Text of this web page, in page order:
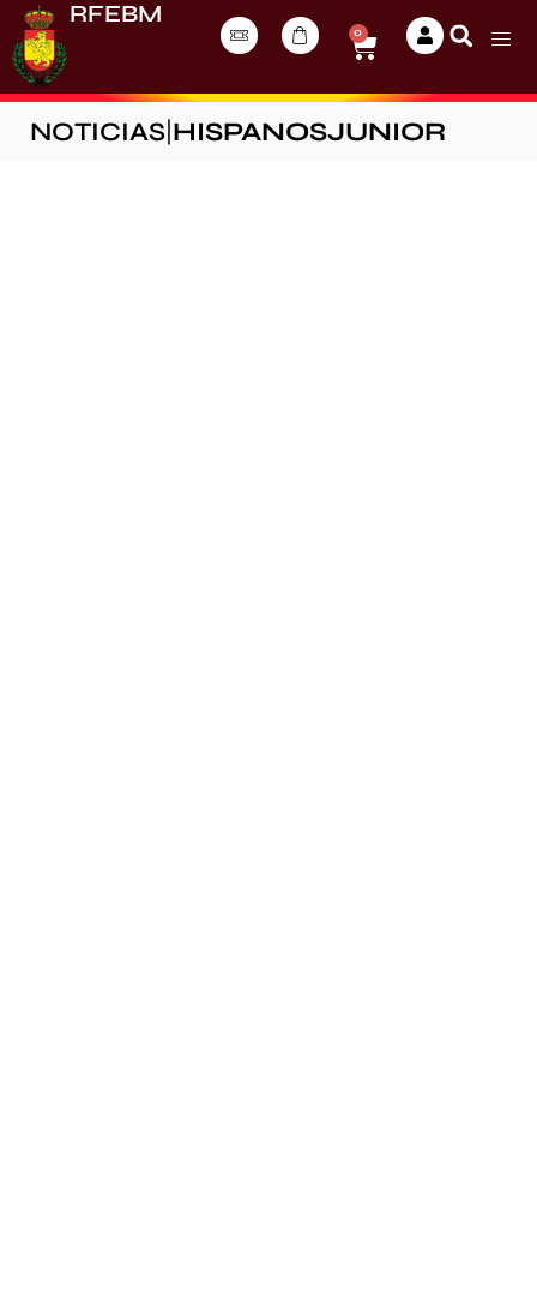
RFEBM
0
NOTICIAS HISPANOSJUNIOR